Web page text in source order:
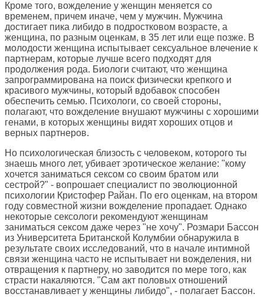
Кроме того, вожделение у женщин меняется со
временем, причем иначе, чем у мужчин. Мужчина
достигает пика либидо в подростковом возрасте, а
женщина, по разным оценкам, в 35 лет или еще позже. В
молодости женщина испытывает сексуальное влечение к
партнерам, которые лучше всего подходят для
продолжения рода. Биологи считают, что женщина
запрограммирована на поиск физически крепкого и
красивого мужчины, который вдобавок способен
обеспечить семью. Психологи, со своей стороны,
полагают, что вожделение внушают мужчины с хорошими
генами, в которых женщины видят хороших отцов и
верных партнеров.
Но психологическая близость с человеком, которого ты
знаешь много лет, убивает эротическое желание: "кому
хочется заниматься сексом со своим братом или
сестрой?" - вопрошает специалист по эволюционной
психологии Кристофер Райан. По его оценкам, на втором
году совместной жизни вожделение пропадает. Однако
некоторые сексологи рекомендуют женщинам
заниматься сексом даже через "не хочу". Розмари Бассон
из Университета Британской Колумбии обнаружила в
результате своих исследований, что в начале интимной
связи женщина часто не испытывает ни вожделения, ни
отвращения к партнеру, но заводится по мере того, как
страсти накаляются. "Сам акт половых отношений
восстанавливает у женщины либидо", - полагает Бассон.